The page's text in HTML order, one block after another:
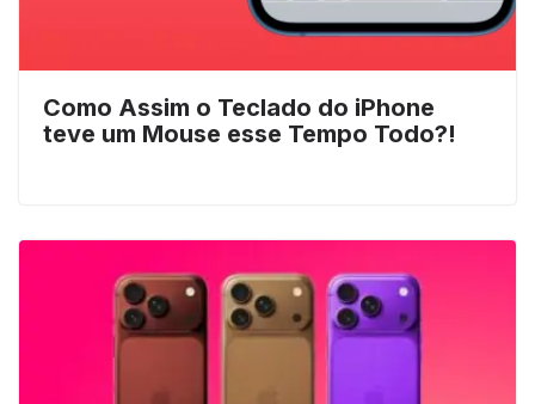
Como Assim o Teclado do iPhone
teve um Mouse esse Tempo Todo?!